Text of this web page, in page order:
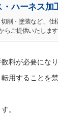
・ハーネス加
削・塗装など、仕
らご提供いたします
料が必要になり
用することを禁
。